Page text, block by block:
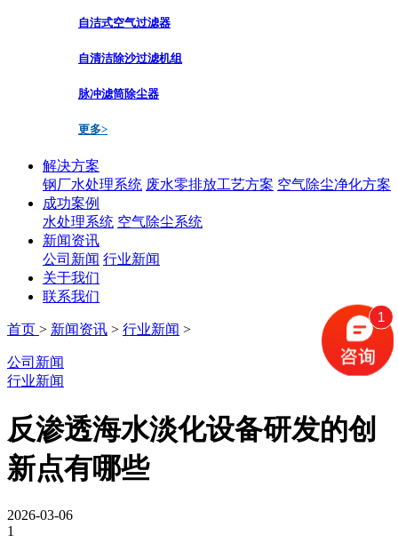
自洁式空气过滤器
自清洁除沙过滤机组
脉冲滤筒除尘器
更多>
解决方案
钢厂水处理系统 废水零排放工艺方案 空气除尘净化方案
成功案例
水处理系统 空气除尘系统
新闻资讯
公司新闻 行业新闻
关于我们
联系我们
首页 > 新闻资讯 > 行业新闻 >
公司新闻
行业新闻
反渗透海水淡化设备研发的创
新点有哪些
2026-03-06
1
1